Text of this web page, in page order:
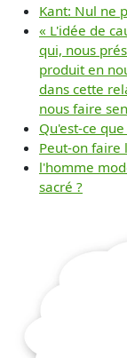
Kant: Nul ne
« L'idée de
qui, nous
produit en
dans cette
nous faire
Qu'est-ce
Peut-on faire
l'homme
sacré ?